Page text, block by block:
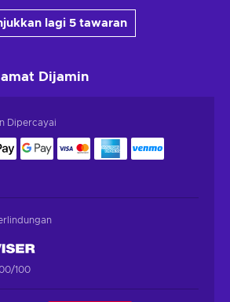
lagi 5 tawaran
Dijamin
Dipercayai
100